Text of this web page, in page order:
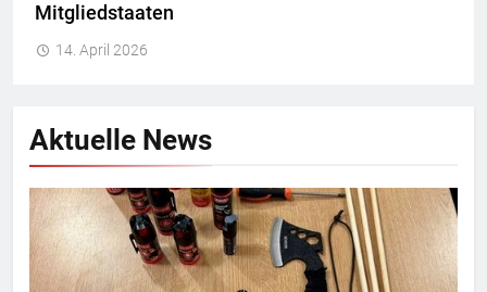
Mitgliedstaaten
14. April 2026
Aktuelle News